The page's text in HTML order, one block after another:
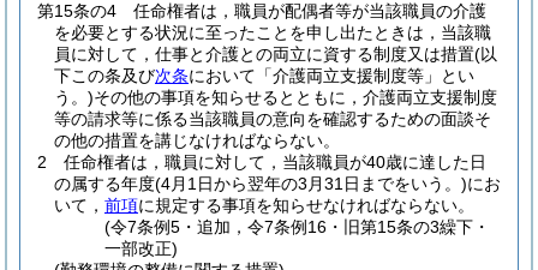
第15条の4
任命権者は，職員が配偶者等が当該職員の介護
を必要とする状況に至ったことを申し出たときは，当該職
員に対して，仕事と介護との両立に資する制度又は措置(以
下この条及び次条において「介護両立支援制度等」とい
う。)その他の事項を知らせるとともに，介護両立支援制度
等の請求等に係る当該職員の意向を確認するための面談そ
の他の措置を講じなければならない。
2
任命権者は，職員に対して，当該職員が40歳に達した日
の属する年度(4月1日から翌年の3月31日までをいう。)にお
いて， 前項に規定する事項を知らせなければならない。
(令7条例5・追加，令7条例16・旧第15条の3繰下・
一部改正)